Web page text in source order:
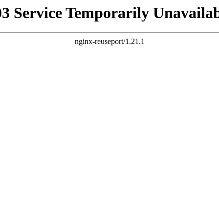
Service Temporarily
nginx-reuseport/1.21.1